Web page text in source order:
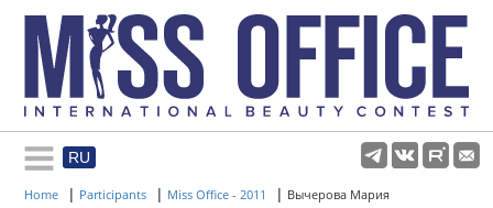
RU
Rules and regulations
Home | Participants | Miss Office - 2011 | Вычерова Мария